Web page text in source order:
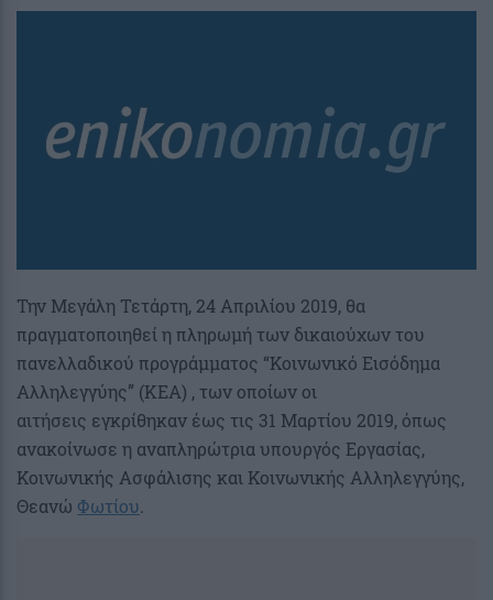
Την Μεγάλη Τετάρτη, 24 Απριλίου 2019, θα
πραγματοποιηθεί η πληρωμή των δικαιούχων του
πανελλαδικού προγράμματος “Κοινωνικό Εισόδημα
Αλληλεγγύης” (ΚΕΑ) , των οποίων οι
αιτήσεις εγκρίθηκαν έως τις 31 Μαρτίου 2019, όπως
ανακοίνωσε η αναπληρώτρια υπουργός Εργασίας,
Κοινωνικής Ασφάλισης και Κοινωνικής Αλληλεγγύης,
Θεανώ Φωτίου.